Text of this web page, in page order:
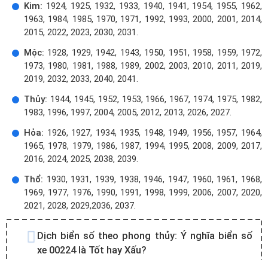
Kim: 1924, 1925, 1932, 1933, 1940, 1941, 1954, 1955, 1962,
1963, 1984, 1985, 1970, 1971, 1992, 1993, 2000, 2001, 2014,
2015, 2022, 2023, 2030, 2031.
Mộc: 1928, 1929, 1942, 1943, 1950, 1951, 1958, 1959, 1972,
1973, 1980, 1981, 1988, 1989, 2002, 2003, 2010, 2011, 2019,
2019, 2032, 2033, 2040, 2041.
Thủy: 1944, 1945, 1952, 1953, 1966, 1967, 1974, 1975, 1982,
1983, 1996, 1997, 2004, 2005, 2012, 2013, 2026, 2027.
Hỏa: 1926, 1927, 1934, 1935, 1948, 1949, 1956, 1957, 1964,
1965, 1978, 1979, 1986, 1987, 1994, 1995, 2008, 2009, 2017,
2016, 2024, 2025, 2038, 2039.
Thổ: 1930, 1931, 1939, 1938, 1946, 1947, 1960, 1961, 1968,
1969, 1977, 1976, 1990, 1991, 1998, 1999, 2006, 2007, 2020,
2021, 2028, 2029,2036, 2037.
Dịch biển số theo phong thủy: Ý nghĩa biển số
xe 00224 là Tốt hay Xấu?